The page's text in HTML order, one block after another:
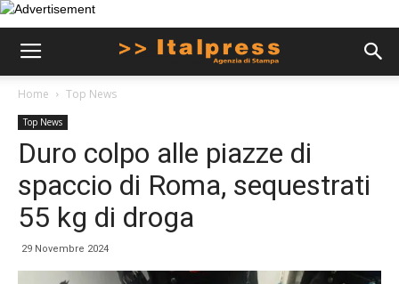
Home Top News
Top News
Duro colpo alle piazze di
spaccio di Roma, sequestrati
55 kg di droga
29 Novembre 2024